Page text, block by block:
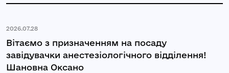
2026.07.28
Вітаємо з призначенням на посаду
завідувачки анестезіологічного відділення!
Шановна Оксано